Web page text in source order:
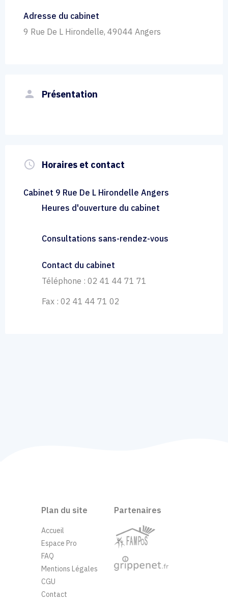
Adresse du cabinet
9 Rue De L Hirondelle, 49044 Angers
person Présentation
query_builder Horaires et contact
Cabinet 9 Rue De L Hirondelle Angers
Heures d'ouverture du cabinet
Consultations sans-rendez-vous
Contact du cabinet
Téléphone : 02 41 44 71 71
Fax : 02 41 44 71 02
Plan du site
Accueil
Espace Pro
FAQ
Mentions Légales
CGU
Contact
Partenaires